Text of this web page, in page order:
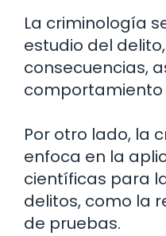
La criminología
estudio del
consecuencias,
comportamiento
Por otro lado, la
enfoca en la
científicas para
delitos, como la
de pruebas.